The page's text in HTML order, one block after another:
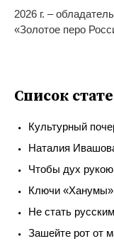
2026 г. –
«Золотое перо
Список
Культурный
Наталия
Чтобы дух
Ключи «Ханумы»
Не стать
Зашейте рот от